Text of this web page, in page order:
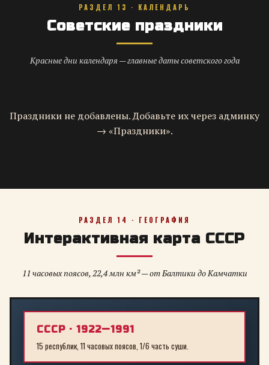
РАЗДЕЛ 13 · КАЛЕНДАРЬ
Советские праздники
Красные дни календаря — главные даты советского года
Праздники не добавлены. Добавьте их через админку
→ «Праздники».
РАЗДЕЛ 14 · ГЕОГРАФИЯ
Интерактивная карта СССР
11 часовых поясов, 22,4 млн км² — от Балтики до Камчатки
СССР · 1922—1991
15 республик, 11 часовых поясов, 1/6 часть суши.